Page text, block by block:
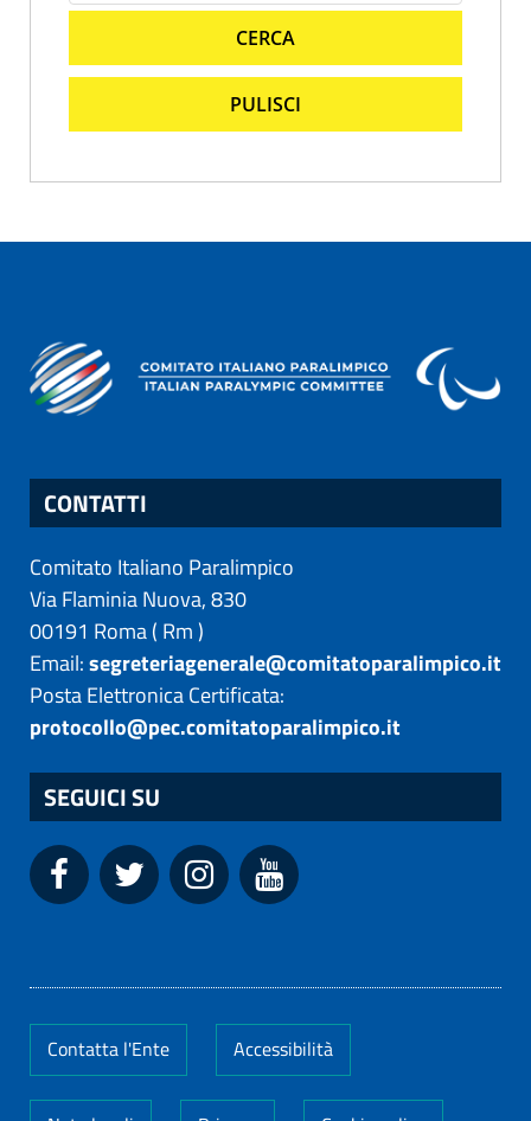
CERCA
PULISCI
CONTATTI
Comitato Italiano Paralimpico
Via Flaminia Nuova, 830
00191 Roma( Rm)
Email:segreteriagenerale@comitatoparalimpico.it
Posta Elettronica Certificata:
protocollo@pec.comitatoparalimpico.it
SEGUICI SU
Contatta l'Ente Accessibilità